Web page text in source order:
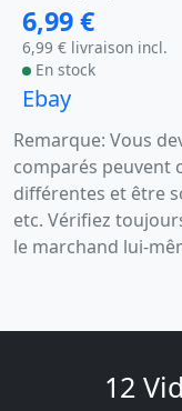
6,99 €
6,99 € livraison incl.
En stock
Ebay
Remarque: Vous
comparés peuvent
différentes et être
etc. Vérifiez
le marchand lui-
12